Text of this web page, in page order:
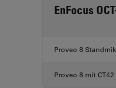
EnFocus
Proveo 8
Proveo 8 mit